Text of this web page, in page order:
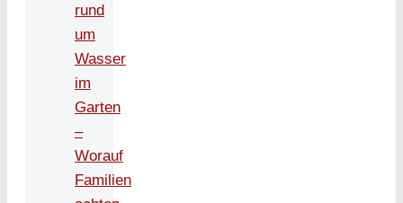
rund
um
Wasser
im
Garten
–
Worauf
Familien